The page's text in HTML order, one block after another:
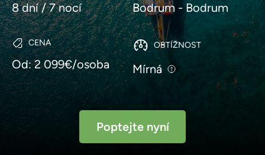
8 dní / 7 nocí Bodrum - Bodrum
CENA
Od: 2 099€/osoba
OBTÍŽNOST
Mírná
Poptejte nyní